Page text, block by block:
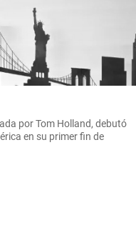
por Tom Holland, debutó
en su primer fin de